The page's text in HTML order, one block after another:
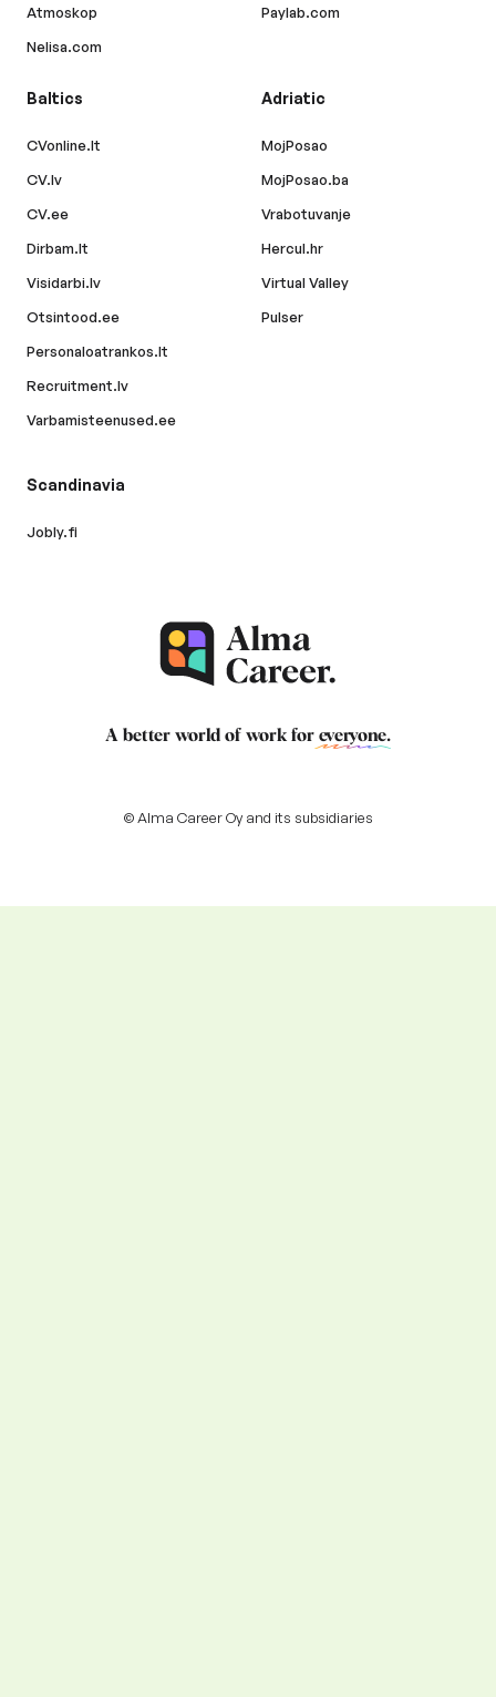
Atmoskop
Nelisa.com
Paylab.com
Baltics
CVonline.lt
CV.lv
CV.ee
Dirbam.lt
Visidarbi.lv
Otsintood.ee
Personaloatrankos.lt
Recruitment.lv
Varbamisteenused.ee
Adriatic
MojPosao
MojPosao.ba
Vrabotuvanje
Hercul.hr
Virtual Valley
Pulser
Scandinavia
Jobly.fi
A better world of work for everyone.
© Alma Career Oy and its subsidiaries